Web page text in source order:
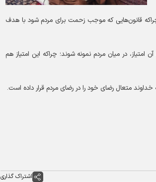
قانون‌هایی که موجب زحمت برای مردم شود با هدف
امتیاز، در میان مردم نمونه شوند؛ چراکه این امتیاز هم
متعال رضای خود را در رضای مردم قرار داده است.
اشتراک گذاری